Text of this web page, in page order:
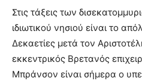
Στις τάξεις των
ιδιωτικού νησιού είναι το
Δεκαετίες μετά τον
εκκεντρικός Βρετανός
Μπράνσον είναι σήμερα ο